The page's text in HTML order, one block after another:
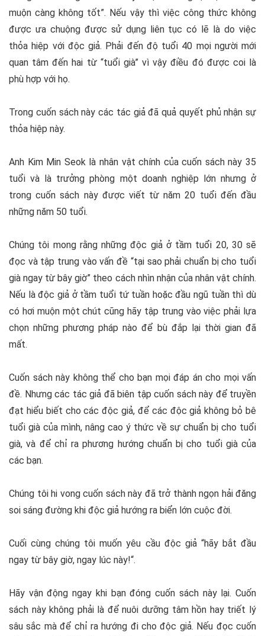
muộn càng không tốt”. Nếu vậy thì việc công thức không
được ưa chuộng được sử dụng liên tục có lẽ là do việc
thỏa hiệp với độc giả. Phải đến độ tuổi 40 mọi người mới
quan tâm đến hai từ “tuổi già” vì vậy điều đó được coi là
phù hợp với họ.
Trong cuốn sách này các tác giả đã quả quyết phủ nhận sự
thỏa hiệp này.
Anh Kim Min Seoklà nhân vật chính của cuốn sách này 35
tuổi và là trưởng phòng một doanh nghiệp lớn nhưng ở
trong cuốn sách này được viết từ năm 20 tuổi đến đầu
những năm 50 tuổi.
Chúng tôi mong rằng những độc giả ở tầm tuổi 20, 30 sẽ
đọc và tập trung vào vấn đề “tại sao phải chuẩn bị cho tuổi
già ngay từ bây giờ” theo cách nhìn nhận của nhân vật chính.
Nếu là độc giả ở tầm tuổi tứ tuần hoặc đầu ngũ tuần thì dù
có hơi muộn một chút cũng hãy tập trung vào việc phải lựa
chọn những phương pháp nào để bù đắp lại thời gian đã
mất.
Cuốn sách này không thể cho bạn mọi đáp án cho mọi vấn
đề. Nhưng các tác giả đã biên tập cuốn sách này để truyền
đạt hiểu biết cho các độc giả, để các độc giả không bỏ bê
tuổi già của mình, nâng cao ý thức về sự chuẩn bị cho tuổi
già, và để chỉ ra phương hướng chuẩn bị cho tuổi già của
các bạn.
Chúng tôi hi vong cuốn sách này đã trở thành ngọn hải đăng
soi sáng đường khi độc giả hướng ra biển lớn cuộc đời.
Cuối cùng chúng tôi muốn yêu cầu độc giả “hãy bắt đầu
ngay từ bây giờ, ngay lúc này!“.
Hãy vận động ngay khi bạn đóng cuốn sách này lại. Cuốn
sách này không phải là để nuôi dưỡng tâm hồn hay triết lý
sâu sắc mà để chỉ ra hướng đi cho độc giả. Nếu đọc cuốn